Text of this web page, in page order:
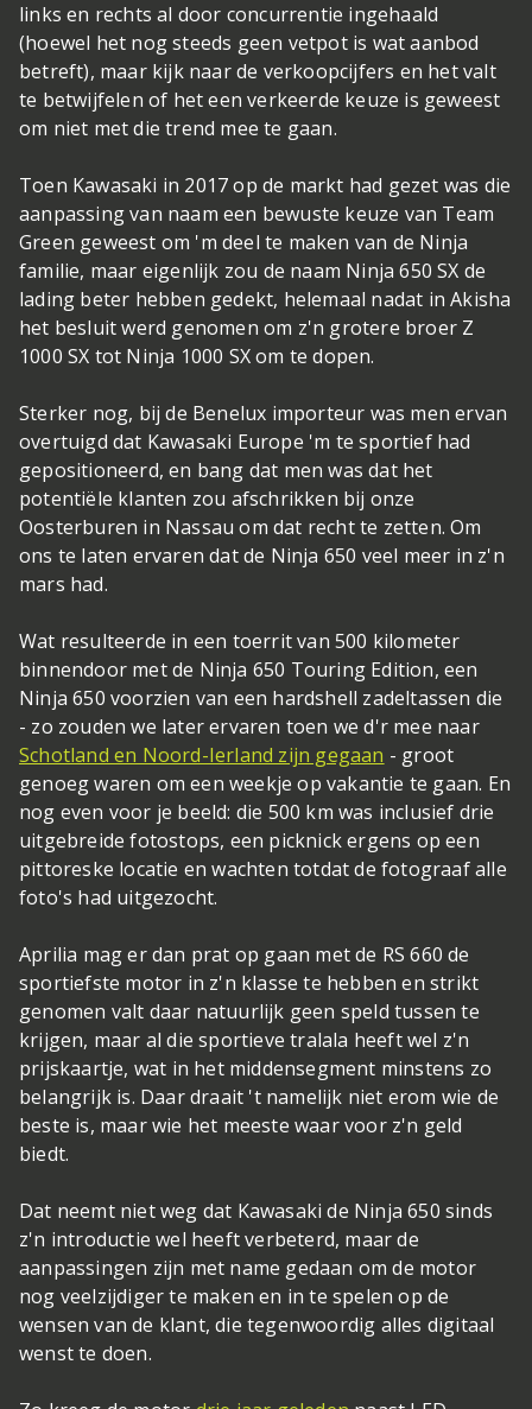
links en rechts al door concurrentie ingehaald
(hoewel het nog steeds geen vetpot is wat aanbod
betreft), maar kijk naar de verkoopcijfers en het valt
te betwijfelen of het een verkeerde keuze is geweest
om niet met die trend mee te gaan.
Toen Kawasaki in 2017 op de markt had gezet was die
aanpassing van naam een bewuste keuze van Team
Green geweest om 'm deel te maken van de Ninja
familie, maar eigenlijk zou de naam Ninja 650 SX de
lading beter hebben gedekt, helemaal nadat in Akisha
het besluit werd genomen om z'n grotere broer Z
1000 SX tot Ninja 1000 SX om te dopen.
Sterker nog, bij de Benelux importeur was men ervan
overtuigd dat Kawasaki Europe 'm te sportief had
gepositioneerd, en bang dat men was dat het
potentiële klanten zou afschrikken bij onze
Oosterburen in Nassau om dat recht te zetten. Om
ons te laten ervaren dat de Ninja 650 veel meer in z'n
mars had.
Wat resulteerde in een toerrit van 500 kilometer
binnendoor met de Ninja 650 Touring Edition, een
Ninja 650 voorzien van een hardshell zadeltassen die
- zo zouden we later ervaren toen we d'r mee naar
Schotland en Noord-Ierland zijn gegaan - groot
genoeg waren om een weekje op vakantie te gaan. En
nog even voor je beeld: die 500 km was inclusief drie
uitgebreide fotostops, een picknick ergens op een
pittoreske locatie en wachten totdat de fotograaf alle
foto's had uitgezocht.
Aprilia mag er dan prat op gaan met de RS 660 de
sportiefste motor in z'n klasse te hebben en strikt
genomen valt daar natuurlijk geen speld tussen te
krijgen, maar al die sportieve tralala heeft wel z'n
prijskaartje, wat in het middensegment minstens zo
belangrijk is. Daar draait 't namelijk niet erom wie de
beste is, maar wie het meeste waar voor z'n geld
biedt.
Dat neemt niet weg dat Kawasaki de Ninja 650 sinds
z'n introductie wel heeft verbeterd, maar de
aanpassingen zijn met name gedaan om de motor
nog veelzijdiger te maken en in te spelen op de
wensen van de klant, die tegenwoordig alles digitaal
wenst te doen.